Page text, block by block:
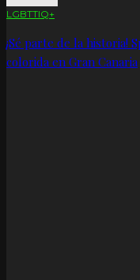
LGBTTIQ+
¡Sé parte de la historia!
colorida en Gran Canaria